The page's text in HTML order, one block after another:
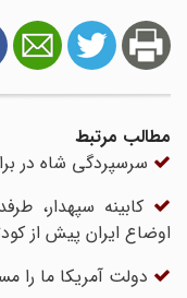
مطالب مرتبط
سرسپردگی شاه در
کابینه سپهدار،
اوضاع ایران پیش از کودتا
دولت آمریکا ما را